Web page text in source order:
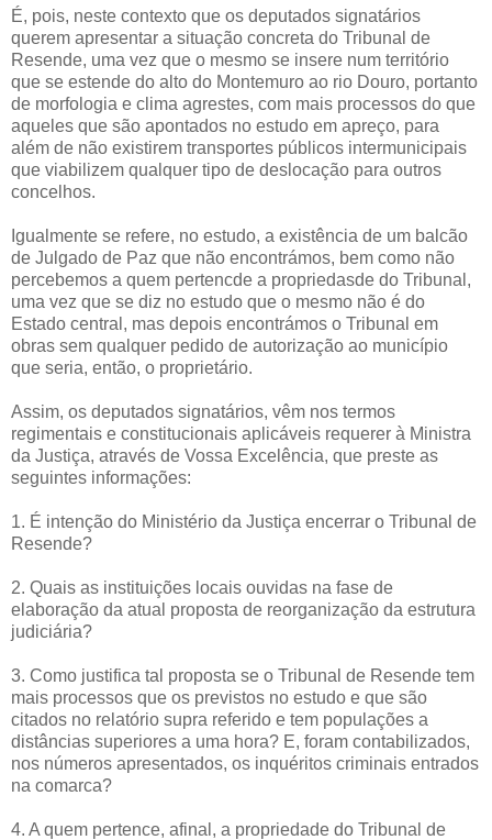
É, pois, neste contexto que os deputados signatários
querem apresentar a situação concreta do Tribunal de
Resende, uma vez que o mesmo se insere num território
que se estende do alto do Montemuro ao rio Douro, portanto
de morfologia e clima agrestes, com mais processos do que
aqueles que são apontados no estudo em apreço, para
além de não existirem transportes públicos intermunicipais
que viabilizem qualquer tipo de deslocação para outros
concelhos.
Igualmente se refere, no estudo, a existência de um balcão
de Julgado de Paz que não encontrámos, bem como não
percebemos a quem pertencde a propriedasde do Tribunal,
uma vez que se diz no estudo que o mesmo não é do
Estado central, mas depois encontrámos o Tribunal em
obras sem qualquer pedido de autorização ao município
que seria, então, o proprietário.
Assim, os deputados signatários, vêm nos termos
regimentais e constitucionais aplicáveis requerer à Ministra
da Justiça, através de Vossa Excelência, que preste as
seguintes informações:
1. É intenção do Ministério da Justiça encerrar o Tribunal de
Resende?
2. Quais as instituições locais ouvidas na fase de
elaboração da atual proposta de reorganização da estrutura
judiciária?
3. Como justifica tal proposta se o Tribunal de Resende tem
mais processos que os previstos no estudo e que são
citados no relatório supra referido e tem populações a
distâncias superiores a uma hora? E, foram contabilizados,
nos números apresentados, os inquéritos criminais entrados
na comarca?
4. A quem pertence, afinal, a propriedade do Tribunal de